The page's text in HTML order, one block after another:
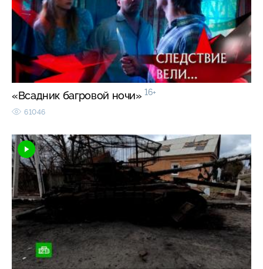
«Всадник багровой ночи» 16+
61046